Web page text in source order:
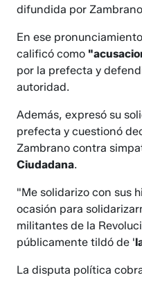
difundida por
En ese
calificó como
por la prefecta y
autoridad.
Además, expresó su
prefecta y cuestionó
Zambrano contra
Ciudadana.
"Me solidarizo con sus
ocasión para
militantes de la
públicamente tildó de '
La disputa política